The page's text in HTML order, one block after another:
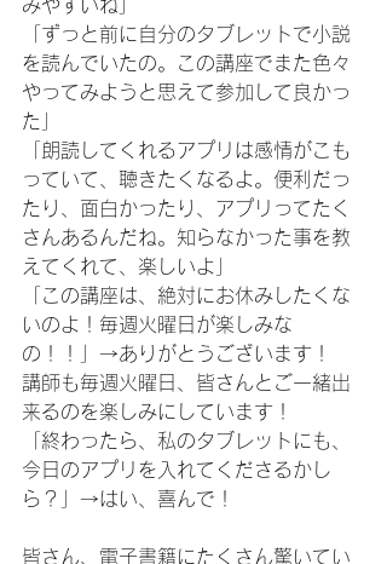
みやすいね」
「ずっと前に自分のタブレットで小説
を読んでいたの。この講座でまた色々
やってみようと思えて参加して良かっ
た」
「朗読してくれるアプリは感情がこも
っていて、聴きたくなるよ。便利だっ
たり、面白かったり、アプリってたく
さんあるんだね。知らなかった事を教
えてくれて、楽しいよ」
「この講座は、絶対にお休みしたくな
いのよ！毎週火曜日が楽しみな
の！！」→ありがとうございます！
講師も毎週火曜日、皆さんとご一緒出
来るのを楽しみにしています！
「終わったら、私のタブレットにも、
今日のアプリを入れてくださるかし
ら？」→はい、喜んで！
皆さん、電子書籍にたくさん驚いてい